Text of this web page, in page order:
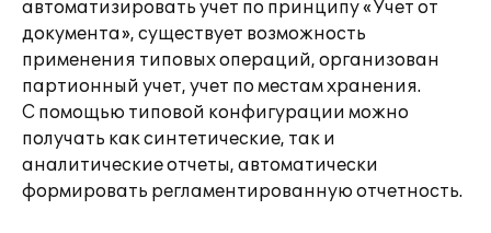
автоматизировать учет по принципу «Учет от
документа», существует возможность
применения типовых операций, организован
партионный учет, учет по местам хранения.
С помощью типовой конфигурации можно
получать как синтетические, так и
аналитические отчеты, автоматически
формировать регламентированную отчетность.